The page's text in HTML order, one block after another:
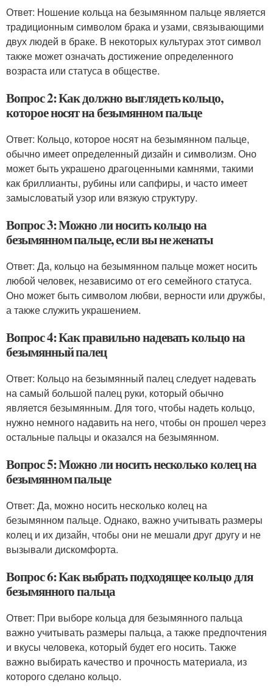
Ответ: Ношение кольца на безымянном пальце является
традиционным символом брака и узами, связывающими
двух людей в браке. В некоторых культурах этот символ
также может означать достижение определенного
возраста или статуса в обществе.
Вопрос 2: Как должно выглядеть кольцо,
которое носят на безымянном пальце
Ответ: Кольцо, которое носят на безымянном пальце,
обычно имеет определенный дизайн и символизм. Оно
может быть украшено драгоценными камнями, такими
как бриллианты, рубины или сапфиры, и часто имеет
замысловатый узор или вязкую структуру.
Вопрос 3: Можно ли носить кольцо на
безымянном пальце, если вы не женаты
Ответ: Да, кольцо на безымянном пальце может носить
любой человек, независимо от его семейного статуса.
Оно может быть символом любви, верности или дружбы,
а также служить украшением.
Вопрос 4: Как правильно надевать кольцо на
безымянный палец
Ответ: Кольцо на безымянный палец следует надевать
на самый большой палец руки, который обычно
является безымянным. Для того, чтобы надеть кольцо,
нужно немного надавить на него, чтобы он прошел через
остальные пальцы и оказался на безымянном.
Вопрос 5: Можно ли носить несколько колец на
безымянном пальце
Ответ: Да, можно носить несколько колец на
безымянном пальце. Однако, важно учитывать размеры
колец и их дизайн, чтобы они не мешали друг другу и не
вызывали дискомфорта.
Вопрос 6: Как выбрать подходящее кольцо для
безымянного пальца
Ответ: При выборе кольца для безымянного пальца
важно учитывать размеры пальца, а также предпочтения
и вкусы человека, который будет его носить. Также
важно выбирать качество и прочность материала, из
которого сделано кольцо.